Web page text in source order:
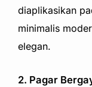
diaplikasikan
minimalis
elegan.
2. Pagar